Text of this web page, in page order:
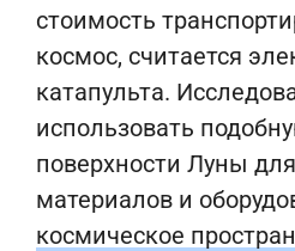
стоимость
космос, считается
катапульта.
использовать
поверхности Луны
материалов и
космическое